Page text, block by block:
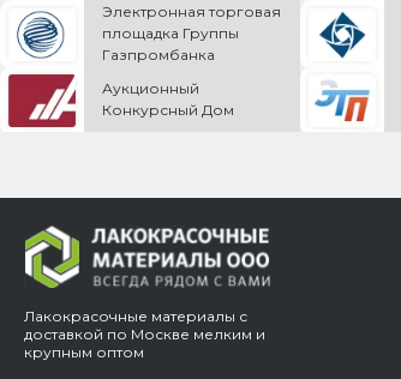
Электронная торговая
площадка Группы
Газпромбанка
Аукционный
Конкурсный Дом
Лакокрасочные материалы с
доставкой по Москве мелким и
крупным оптом